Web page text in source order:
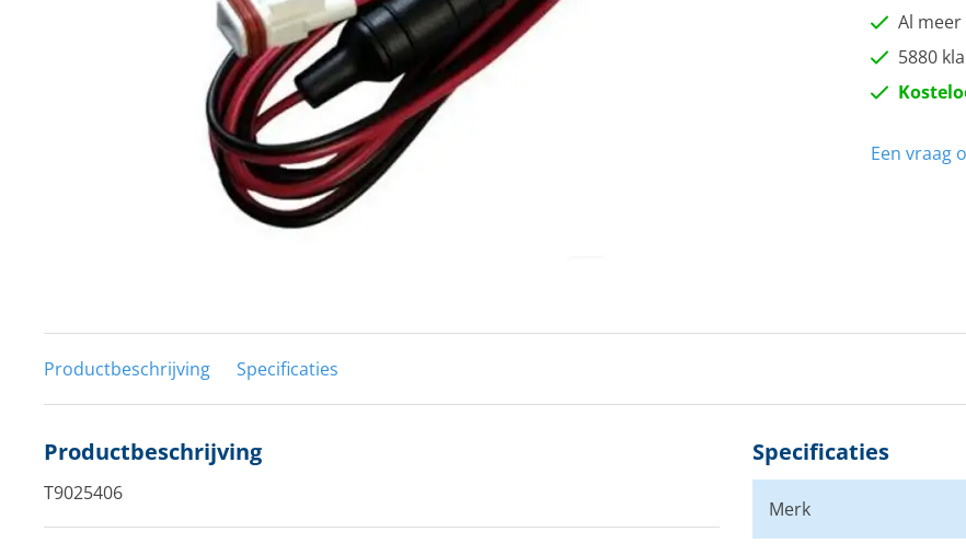
Tuigage en dekbeslag
Boten, toebehoren en fun
Meubels en lifestyle
Al meer
5880
Een vraag
Productbeschrijving Specificaties
Productbeschrijving
T9025406
Specificaties
Merk